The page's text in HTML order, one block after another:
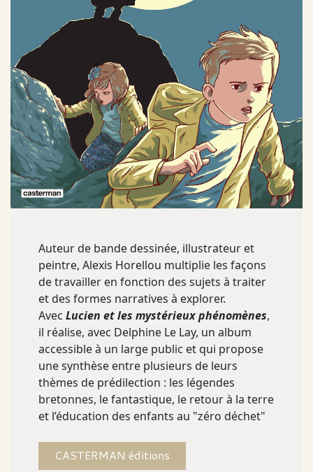
Auteur de bande dessinée, illustrateur et
peintre, Alexis Horellou multiplie les façons
de travailler en fonction des sujets à traiter
et des formes narratives à explorer.
Avec Lucien et les mystérieux phénomènes,
il réalise, avec Delphine Le Lay, un album
accessible à un large public et qui propose
une synthèse entre plusieurs de leurs
thèmes de prédilection : les légendes
bretonnes, le fantastique, le retour à la terre
et l’éducation des enfants au "zéro déchet"
CASTERMAN éditions